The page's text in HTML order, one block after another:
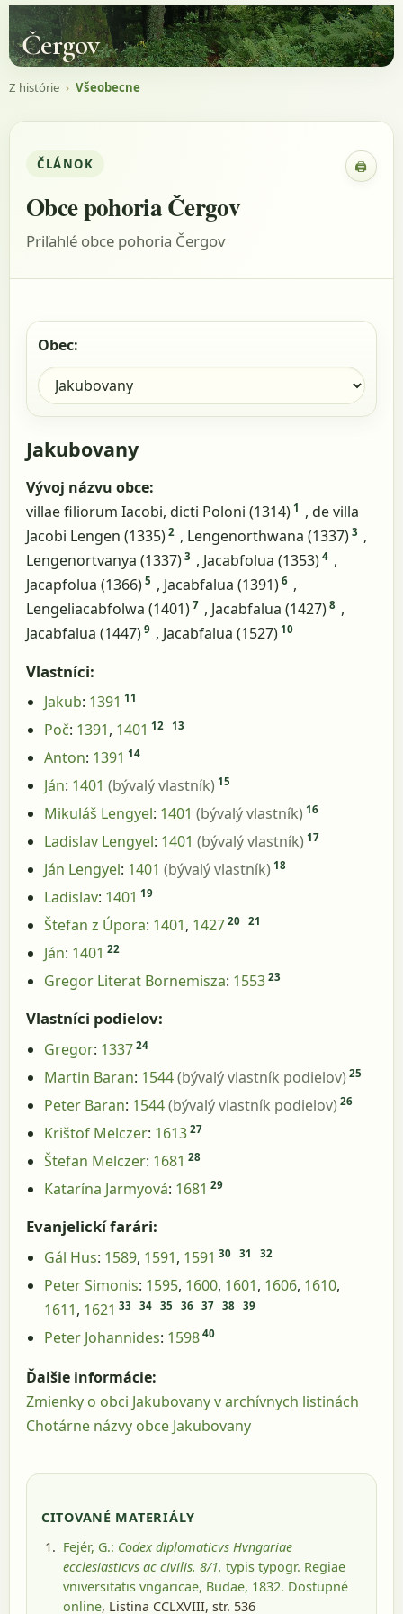
Čergov
Z histórie › Všeobecne
ČLÁNOK 🖨
Obce pohoria Čergov
Priľahlé obce pohoria Čergov
Obec:
Jakubovany
Vývoj názvu obce:
villae filiorum Iacobi, dicti Poloni (1314) 1 , de villa
Jacobi Lengen (1335) 2 , Lengenorthwana (1337) 3 ,
Lengenortvanya (1337) 3 , Jacabfolua (1353) 4 ,
Jacapfolua (1366) 5 , Jacabfalua (1391) 6 ,
Lengeliacabfolwa (1401) 7 , Jacabfalua (1427) 8 ,
Jacabfalua (1447) 9 , Jacabfalua (1527) 10
Vlastníci:
Jakub: 1391 11
Poč: 1391, 1401 12 13
Anton: 1391 14
Ján: 1401 (bývalý vlastník) 15
Mikuláš Lengyel: 1401 (bývalý vlastník) 16
Ladislav Lengyel: 1401 (bývalý vlastník) 17
Ján Lengyel: 1401 (bývalý vlastník) 18
Ladislav: 1401 19
Štefan z Úpora: 1401, 1427 20 21
Ján: 1401 22
Gregor Literat Bornemisza: 1553 23
Vlastníci podielov:
Gregor: 1337 24
Martin Baran: 1544(bývalý vlastník podielov) 25
Peter Baran: 1544(bývalý vlastník podielov) 26
Krištof Melczer: 1613 27
Štefan Melczer: 1681 28
Katarína Jarmyová: 1681 29
Evanjelickí farári:
Gál Hus: 1589, 1591, 1591 30 31 32
Peter Simonis: 1595, 1600, 1601, 1606, 1610,
1611, 1621 33 34 35 36 37 38 39
Peter Johannides: 1598 40
Ďalšie informácie:
Zmienky o obci Jakubovany v archívnych listinách
Chotárne názvy obce Jakubovany
CITOVANÉ MATERIÁLY
Fejér, G.: Codex diplomaticvs Hvngariae
ecclesiasticvs ac civilis. 8/1. typis typogr. Regiae
vniversitatis vngaricae, Budae, 1832. Dostupné
online, Listina CCLXVIII, str. 536